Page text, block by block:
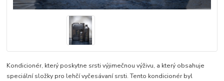
Kondicionér, který poskytne srsti výjimečnou výživu, a který obsahuje
speciální složky pro lehčí vyčesávaní srsti. Tento kondicionér byl